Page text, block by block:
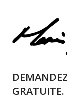
GRATUITE.